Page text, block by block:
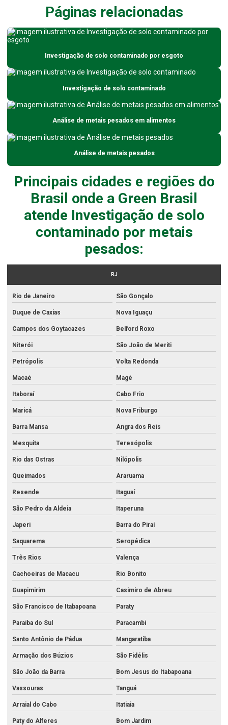
Análise de água de represas
Análise de água de rios
Análise de água em sp
Análise de água subterrânea
Análise de água para uso industrial
Análise ambiental da água
Análise composta de efluentes
Análise da água para consumo humano
Análise da água de poço
Análise da qualidade da água para consumo humano
Análise de derivados
Análise do solo para avaliação de fertilidade
Análise de efluentes
Análise de efluentes acreditados
Análise de efluentes atmosféricos
Análise de efluentes líquidos
Análise de efluentes no rio de janeiro
Análise de efluentes no rj
Análise física da água
Análise físico química de águas e efluentes
Análise físico química e bacteriológica da água
Análise físico química da água
Análise físico química da água de poço
Análise físico química de efluentes
Análise de metais pesados
Análise de metais pesados em alimentos
Análise microbiológica água potável
Análise microbiológica da água
Análise de óleo diesel
Análise de óleo lubrificante
Análise de petróleo
Análise de petróleo bruto
Páginas relacionadas
Investigação de solo contaminado por esgoto
Investigação de solo contaminado
Análise de metais pesados em alimentos
Análise de metais pesados
Principais cidades e regiões do
Brasil onde a Green Brasil
atende Investigação de solo
contaminado por metais
pesados:
RJ
Rio de Janeiro São Gonçalo
Duque de Caxias Nova Iguaçu
Campos dos Goytacazes Belford Roxo
Niterói São João de Meriti
Petrópolis Volta Redonda
Macaé Magé
Itaboraí Cabo Frio
Maricá Nova Friburgo
Barra Mansa Angra dos Reis
Mesquita Teresópolis
Rio das Ostras Nilópolis
Queimados Araruama
Resende Itaguaí
São Pedro da Aldeia Itaperuna
Japeri Barra do Piraí
Saquarema Seropédica
Três Rios Valença
Cachoeiras de Macacu Rio Bonito
Guapimirim Casimiro de Abreu
São Francisco de Itabapoana Paraty
Paraíba do Sul Paracambi
Santo Antônio de Pádua Mangaratiba
Armação dos Búzios São Fidélis
São João da Barra Bom Jesus do Itabapoana
Vassouras Tanguá
Arraial do Cabo Itatiaia
Paty do Alferes Bom Jardim